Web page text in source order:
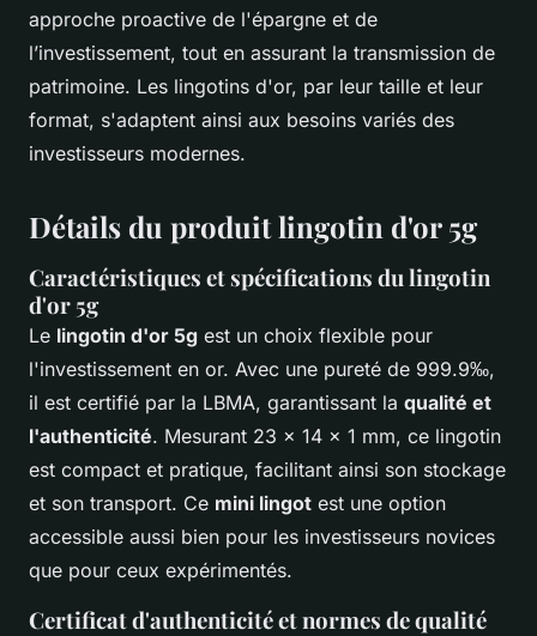
approche proactive de l'épargne et de
l’investissement, tout en assurant la transmission de
patrimoine. Les lingotins d'or, par leur taille et leur
format, s'adaptent ainsi aux besoins variés des
investisseurs modernes.
Détails du produit lingotin d'or 5g
Caractéristiques et spécifications du lingotin
d'or 5g
Le lingotin d'or 5g est un choix flexible pour
l'investissement en or. Avec une pureté de 999.9‰,
il est certifié par la LBMA, garantissant la qualité et
l'authenticité. Mesurant 23 x 14 x 1 mm, ce lingotin
est compact et pratique, facilitant ainsi son stockage
et son transport. Ce mini lingot est une option
accessible aussi bien pour les investisseurs novices
que pour ceux expérimentés.
Certificat d'authenticité et normes de qualité